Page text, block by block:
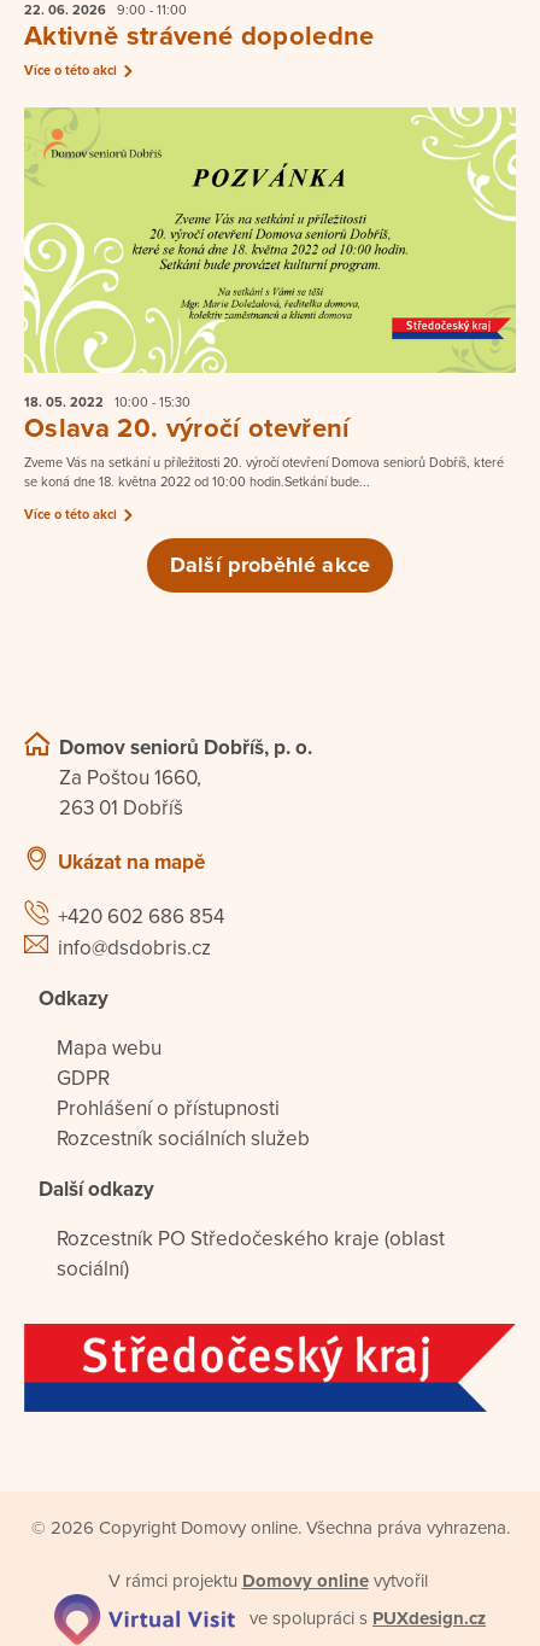
22. 06. 2026 9:00 - 11:00
Aktivně strávené dopoledne
Více o této akci
18. 05. 2022 10:00 - 15:30
Oslava 20. výročí otevření
Zveme Vás na setkání u příležitosti 20. výročí otevření Domova seniorů Dobříš, které
se koná dne 18. května 2022 od 10:00 hodin.Setkání bude...
Více o této akci
Další proběhlé akce
Domov seniorů Dobříš, p. o.
Za Poštou 1660,
263 01 Dobříš
Ukázat na mapě
+420 602 686 854
info@dsdobris.cz
Odkazy
Mapa webu
GDPR
Prohlášení o přístupnosti
Rozcestník sociálních služeb
Další odkazy
Rozcestník PO Středočeského kraje (oblast
sociální)
© 2026 Copyright Domovy online. Všechna práva vyhrazena.
V rámci projektu Domovy onlinevytvořil
ve spolupráci s PUXdesign.cz